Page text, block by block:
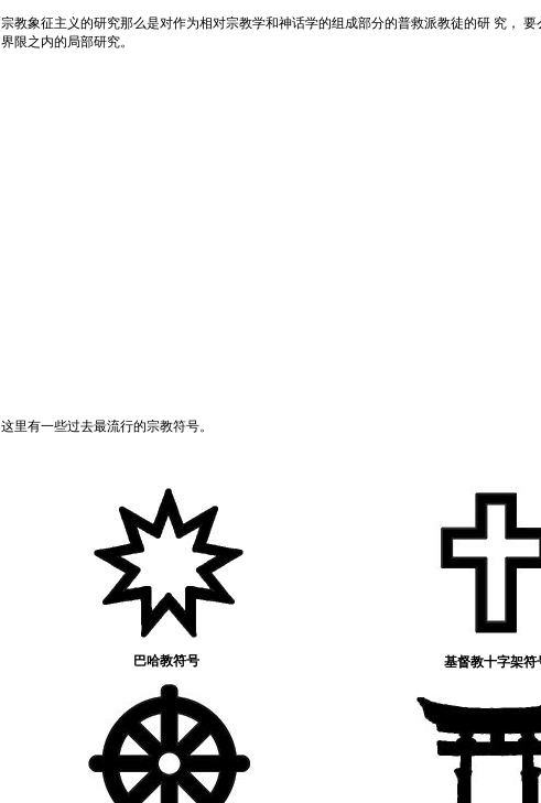
宗教象征主义的研究那么是对作为相对宗教学和神话学的组成部分的普救派教徒的研 究，
界限之内的局部研究。
这里有一些过去最流行的宗教符号。
巴哈教符号 基督教十字架符